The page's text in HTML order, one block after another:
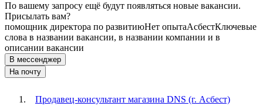
По вашему запросу ещё будут появляться новые вакансии.
Присылать вам?
помощник директора по развитиюНет опытаАсбестКлючевые
слова в названии вакансии, в названии компании и в
описании вакансии
В мессенджер
На почту
Продавец-консультант магазина DNS (г. Асбест)